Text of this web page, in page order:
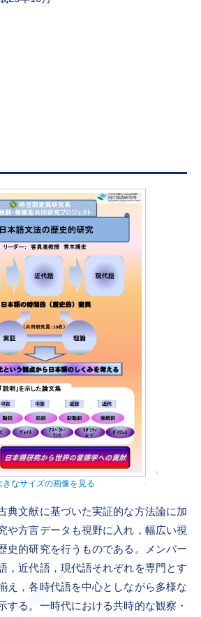
きなサイズの画像を見る
典文献に基づいた実証的な方法論に加
や方言データも視野に入れ，幅広い視
史的研究を行うものである。メンバー
，近代語，現代語それぞれを専門とす
え，各時代語を中心としながら多様な
する。一時代における共時的な観察・